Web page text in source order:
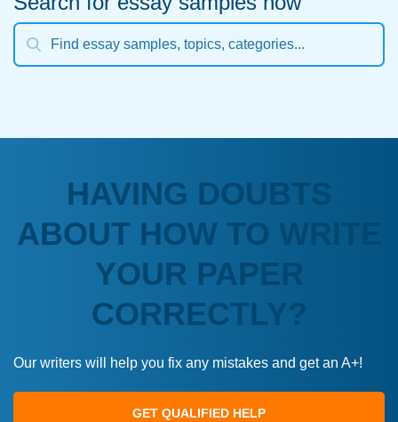
HAVING DOUBTS
ABOUT HOW TO WRITE
YOUR PAPER
CORRECTLY?
Our writers will help you fix any mistakes and get an A+!
GET QUALIFIED HELP